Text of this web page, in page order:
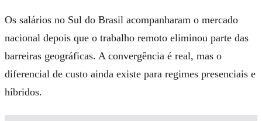
Os salários no Sul do Brasil acompanharam o mercado
nacional depois que o trabalho remoto eliminou parte das
barreiras geográficas. A convergência é real, mas o
diferencial de custo ainda existe para regimes presenciais e
híbridos.